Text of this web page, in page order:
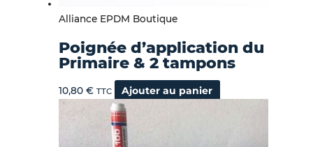
Alliance EPDM Boutique
Poignée d’application du
Primaire & 2 tampons
10,80 € TTC Ajouter au panier